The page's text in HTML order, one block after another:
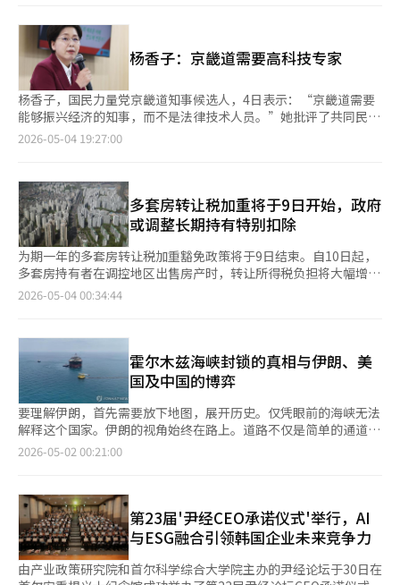
许长表示，“公营机构安全管理等级评估制度强化了公营机构管理
层的责任，并有助于安全文化的建立”，同时指出，“由于公众对
安全的担忧持续存在，将继续改进制度”。※ 本报道经人工智能
（AI）系统翻译与编辑。
出售所得进行减税。例如，持有并居住十年以上的房产可享受80%
的减免。李在明总统曾表示，应减少非居住持有期的减免，增加居
住持有期的减免，以保护一套房持有者。金容范还提到，政府正在
研究多种税制改革方案。青瓦台认为，资本利得税中止政策促进了
房产供应，并导致高端地区房价下跌。他指出，自1月23日以来，
江南三区和龙山区的房产供应增加了46%，价格出现下跌，这对缓
解资产不平等具有积极意义。金容范表示，市场上多套房持有者的
出售量增加了32%，其中73%的买家是无房者，显示出市场的积
但由于贷款限制和土地交易许可制度等政策，市场不会重现2021
年的情况。关于政府承诺的6万套住房供应计划，他表示将按计划
推进。
杨香子：京畿道需要高科技专家
杨香子，国民力量党京畿道知事候选人，4日表示：“京畿道需要
能够振兴经济的知事，而不是法律技术人员。”她批评了共同民主
党候选人秋美爱。杨香子在KBS电台节目中称：“秋美爱是韩国政
让京畿道成为韩国高科技产业的心脏，我是合适的人选。”她计划
以半导体为中心发展京畿道，并表示：“京畿道的人均地区生产总
值（GRDP）应达到1亿韩元。为此，需要在31个市县引入以半导
体为基础的先进人工智能产业。我将与公务员们一起努力，承诺为
居民打造幸福的京畿道。”关于京畿道北部和南部的发展方向，她
指出：“半导体产业以南部为中心，但北部的物流、国防、移动和
生物产业是一个机会。我将把高阳和坡州打造成未来产业的前沿基
地，而不是受限和牺牲的土地。”对于与改革新党候选人赵应天的
并都不容易实现。”她否认了这一可能性。※ 本报道经人工智能
（AI）系统翻译与编辑。
2026-05-04 19:27:00
多套房转让税加重将于9日开始，政府
或调整长期持有特别扣除
为期一年的多套房转让税加重豁免政策将于9日结束。自10日起，
多套房持有者在调控地区出售房产时，转让所得税负担将大幅增
加。不过，若在9日前完成土地交易许可申请，部分地区可享受至
得税基本税率为6%至45%。自10日起，调控地区的两套房持有者
需额外支付20个百分点，三套及以上房产持有者需额外支付30个
百分点的加重税率，加上地方所得税（10%），最高税率可达
82.5%。政府为缓解多套房持有者的税负压力，设立了例外条款。
若在9日前完成土地交易许可申请，即使最终交易完成时间延至11
月，仍可适用基本税率。在10·15政策前被指定为调控地区的首
尔江南三区（瑞草、江南、松坡）和龙山区，若在9月9日前完成交
易，可免于加重税率；其他地区则需在11月9日前完成。随着多套
持有特别扣除制度旨在缓解因通货膨胀导致的名义所得税负担，并
鼓励长期持有房地产。现行所得税法规定，普通房地产持有3年以
上，每年可享2%的扣除，最多可达30%。一户一宅者可根据持有
和居住时间合计享受最高80%的扣除。例如，持有并居住10年以
上的单一住宅，持有期和居住期的扣除率分别为40%，可使转让收
益的80%免于征税。然而，最高80%的扣除率被指对高价住宅持
2026-05-04 00:34:44
霍尔木兹海峡封锁的真相与伊朗、美
国及中国的博弈
要理解伊朗，首先需要放下地图，展开历史。仅凭眼前的海峡无法
解释这个国家。伊朗的视角始终在路上。道路不仅是简单的通道，
更是权力的结构、财富的流动和秩序的中心。 波斯长期以来站在
今天的霍尔木兹海峡正是这种记忆的现代形式。 最近，伊朗议会
的一些成员提出“以110美元的价格购买通过霍尔木兹的原油，并
以200美元的价格出售”的想法，这绝非偶然。这不仅是价格问
题，更是控制问题，接近于地缘政治的宣言。掌控通道者决定价格
的古老丝绸之路法则再次被提及。伊朗并不只将自己视为中东的一
2026-05-02 00:21:00
第23届'尹经CEO承诺仪式'举行，AI
与ESG融合引领韩国企业未来竞争力
由产业政策研究院和首尔科学综合大学院主办的尹经论坛于30日在